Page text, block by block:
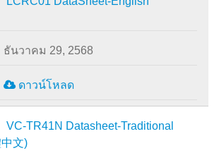
ธันวาคม 29, 2568
ดาวน์โหลด
VC-TR41N Datasheet-Traditional
文)